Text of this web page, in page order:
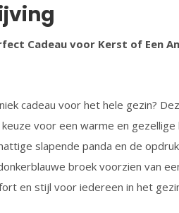
Cadeau voor Kerst of Een
cadeau voor het hele gezin?
voor een warme en
slapende panda en de
broek voorzien van
en stijl voor iedereen in het